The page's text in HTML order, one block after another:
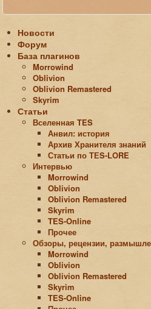
Новости
Форум
База плагинов
Morrowind
Oblivion
Oblivion Remastered
Skyrim
Статьи
Вселенная TES
Анвил: история
Архив Хранителя знаний
Статьи по ТЕS-LORE
Интервью
Morrowind
Oblivion
Oblivion Remastered
Skyrim
TES-Online
Прочее
Обзоры, рецензии,
Morrowind
Oblivion
Oblivion Remastered
Skyrim
TES-Online